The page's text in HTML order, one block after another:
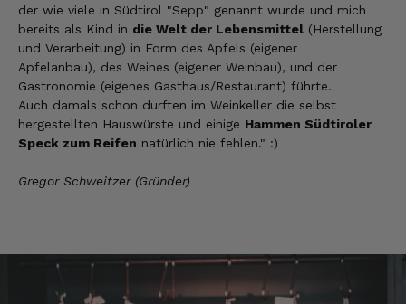
der wie viele in Südtirol "Sepp" genannt wurde und mich
bereits als Kind in die Welt der Lebensmittel (Herstellung
und Verarbeitung) in Form des Apfels (eigener
Apfelanbau), des Weines (eigener Weinbau), und der
Gastronomie (eigenes Gasthaus/Restaurant) führte.
Auch damals schon durften im Weinkeller die selbst
hergestellten Hauswürste und einige Hammen Südtiroler
Speck zum Reifen natürlich nie fehlen." :)
Gregor Schweitzer (Gründer)
Ulrich Karl
Verifizierter Kunde
1 A Qualität, preiswert und schnell. Gern
wieder. Danke!
Stefan
Top Ware. Top Lieferung. Immer wieder👍
Silvia
Schmeckt alles sehe lecker würde und werde